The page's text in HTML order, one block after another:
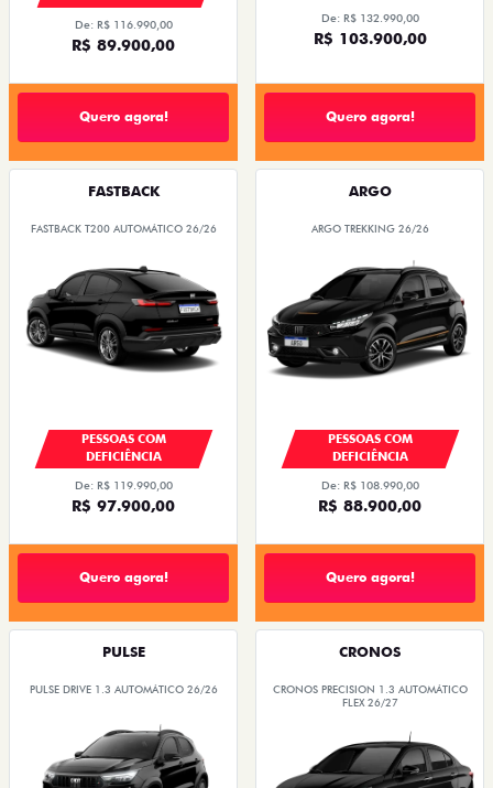
De: R$ 116.990,00
R$ 89.900,00
Quero agora!
De: R$ 132.990,00
R$ 103.900,00
Quero agora!
FASTBACK
FASTBACK T200 AUTOMÁTICO 26/26
PESSOAS COM
DEFICIÊNCIA
De: R$ 119.990,00
R$ 97.900,00
Quero agora!
ARGO
ARGO TREKKING 26/26
PESSOAS COM
DEFICIÊNCIA
De: R$ 108.990,00
R$ 88.900,00
Quero agora!
PULSE
PULSE DRIVE 1.3 AUTOMÁTICO 26/26
CRONOS
CRONOS PRECISION 1.3 AUTOMÁTICO
FLEX 26/27